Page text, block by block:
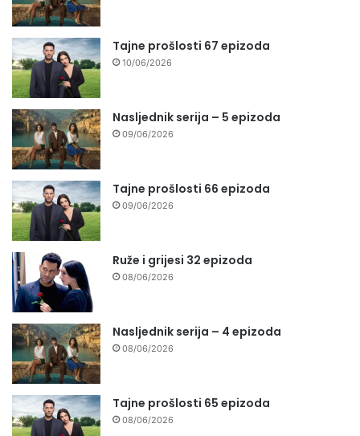
Tajne prošlosti 67 epizoda
10/06/2026
Nasljednik serija – 5 epizoda
09/06/2026
Tajne prošlosti 66 epizoda
09/06/2026
Ruže i grijesi 32 epizoda
08/06/2026
Nasljednik serija – 4 epizoda
08/06/2026
Tajne prošlosti 65 epizoda
08/06/2026